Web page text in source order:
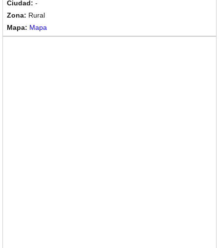
-
Rural
Mapa